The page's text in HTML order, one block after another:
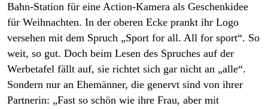
genossenschaft
epaper login
Bahn-Station für eine Action-Kamera als Geschenkidee
für Weihnachten. In der oberen Ecke prankt ihr Logo
versehen mit dem Spruch „Sport for all. All for sport“. So
weit, so gut. Doch beim Lesen des Spruches auf der
Werbetafel fällt auf, sie richtet sich gar nicht an „alle“.
Sondern nur an Ehemänner, die genervt sind von ihrer
Partnerin: „Fast so schön wie ihre Frau, aber mit